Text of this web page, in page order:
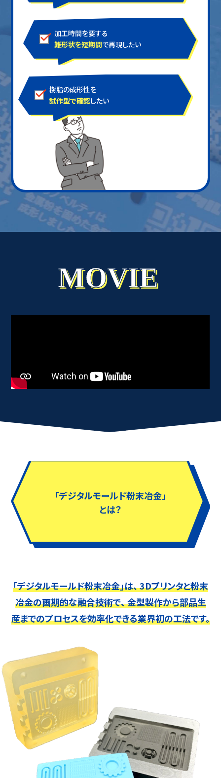
加工時間を要する
難形状を短期間で再現したい
樹脂の成形性を
試作型で確認したい
「デジタルモールド粉末冶金」
とは？
「デジタルモールド粉末冶金」は、3Dプリンタと粉末
冶金の画期的な融合技術で、金型製作から部品生
産までのプロセスを効率化できる業界初の工法です。